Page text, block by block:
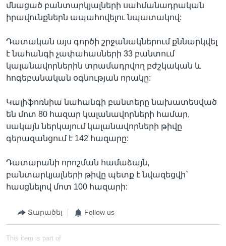
մնացած բանտարկյալների սահմանադրական
իրավունքներն ապահովելու նպատակով:
Դատական այս գործի շրջանակներում քննարկվել
է նահանգի չափահասների 33 բանտում
կալանավորներին տրամադրվող բժշկական և
հոգեբանական օգնության որակը:
Կալիֆոռնիա նահանգի բանտերը նախատեսված
են մոտ 80 հազար կալանավորների համար,
սակայն ներկայում կալանավորների թիվը
գերազանցում է 142 հազարը:
Դատարանի որոշման համաձայն,
բանտարկյալների թիվը պետք է նվազեցվի`
հասցնելով մոտ 100 հազարի:
Տարածել Follow us
This item is part of